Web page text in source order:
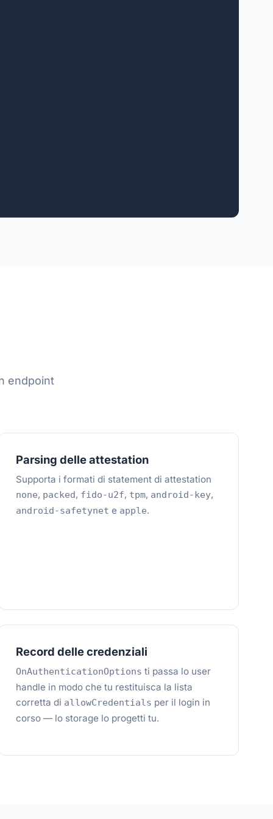
endpoint
Parsing delle attestation
Supporta i formati di statement di attestation
none, packed, fido-u2f, tpm, android-key,
android-safetynet e apple.
Record delle credenziali
OnAuthenticationOptions ti passa lo user
handle in modo che tu restituisca la lista
corretta di allowCredentials per il login in
corso — lo storage lo progetti tu.